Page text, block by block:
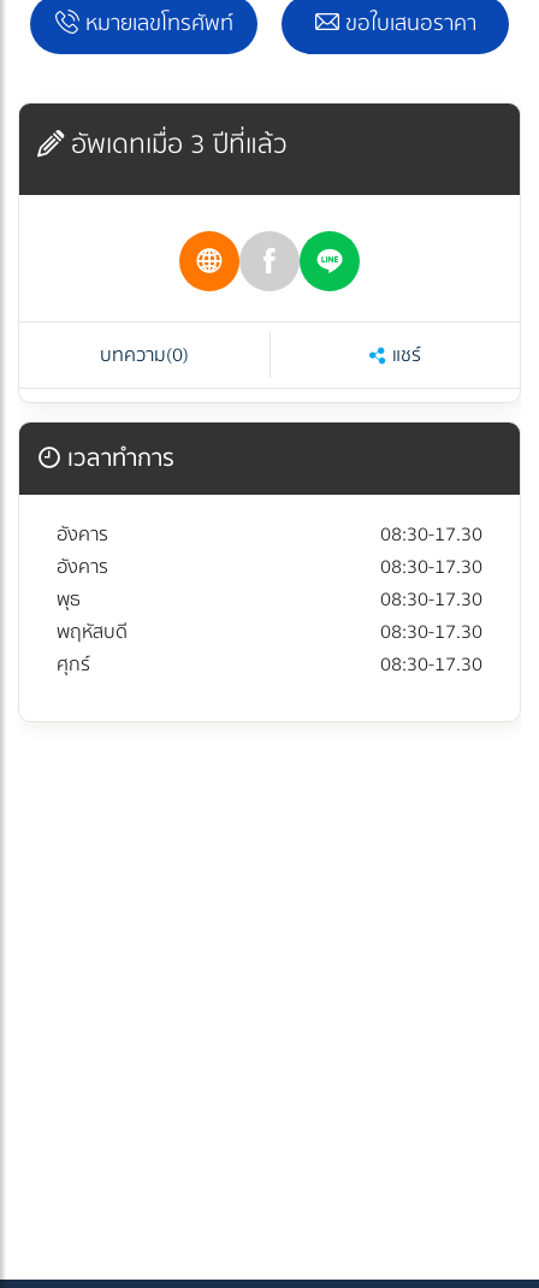
หมายเลขโทรศัพท์ ขอใบเสนอราคา
อัพเดทเมื่อ 3 ปีที่แล้ว
บทความ(0) แชร์
เวลาทำการ
อังคาร
08:30-17.30
อังคาร
08:30-17.30
พุธ
08:30-17.30
พฤหัสบดี
08:30-17.30
ศุกร์
08:30-17.30